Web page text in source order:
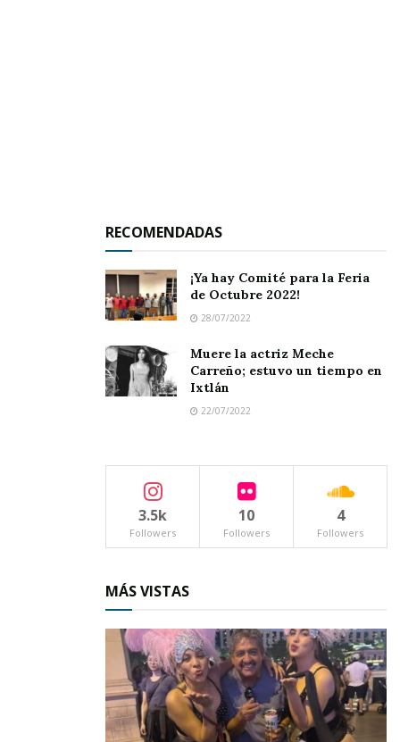
Espinoza, mismos que saben de antemano
anotar bonitas canastas para sus colores.
RECOMENDADAS
¡Ya hay Comité para la Feria
de Octubre 2022!
28/07/2022
Muere la actriz Meche
Carreño; estuvo un tiempo en
Ixtlán
22/07/2022
3.5k
Followers
10
Followers
4
Followers
MÁS VISTAS